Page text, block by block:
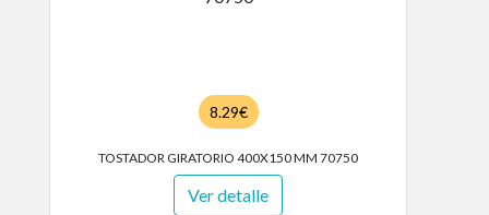
8.29€
TOSTADOR GIRATORIO 400X150 MM 70750
Ver detalle